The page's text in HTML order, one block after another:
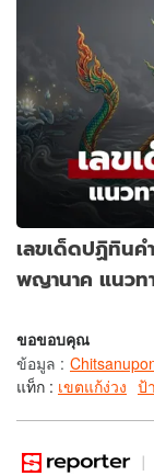
เลขเด็ดปฏิทิน
พญานาค แนวท
ขอขอบคุณ
ข้อมูล :
แท็ก : เขตแก้ง่วง ป้